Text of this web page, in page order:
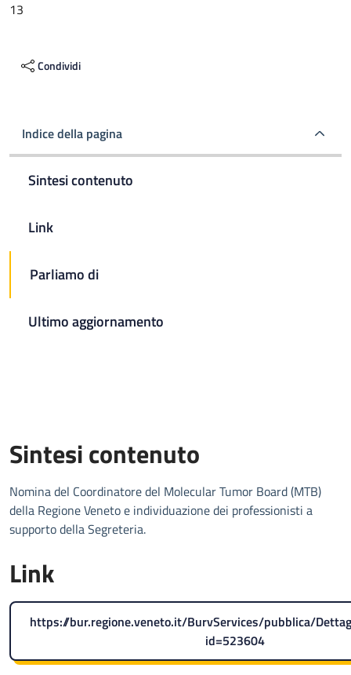
13
Condividi
Indice della pagina
Sintesi contenuto
Link
Parliamo di
Ultimo aggiornamento
Sintesi contenuto
Nomina del Coordinatore del Molecular Tumor Board (MTB)
della Regione Veneto e individuazione dei professionisti a
supporto della Segreteria.
Link
https://bur.regione.veneto.it/BurvServices/pubblica/
id=523604